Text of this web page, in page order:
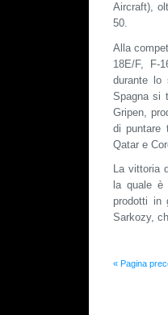
Aircraft),
50.
Alla
18E/F, F-
durante lo
Spagna si
Gripen,
di puntare
Qatar e
La vittoria
la quale è
prodotti in
Sarkozy,
« Pagina